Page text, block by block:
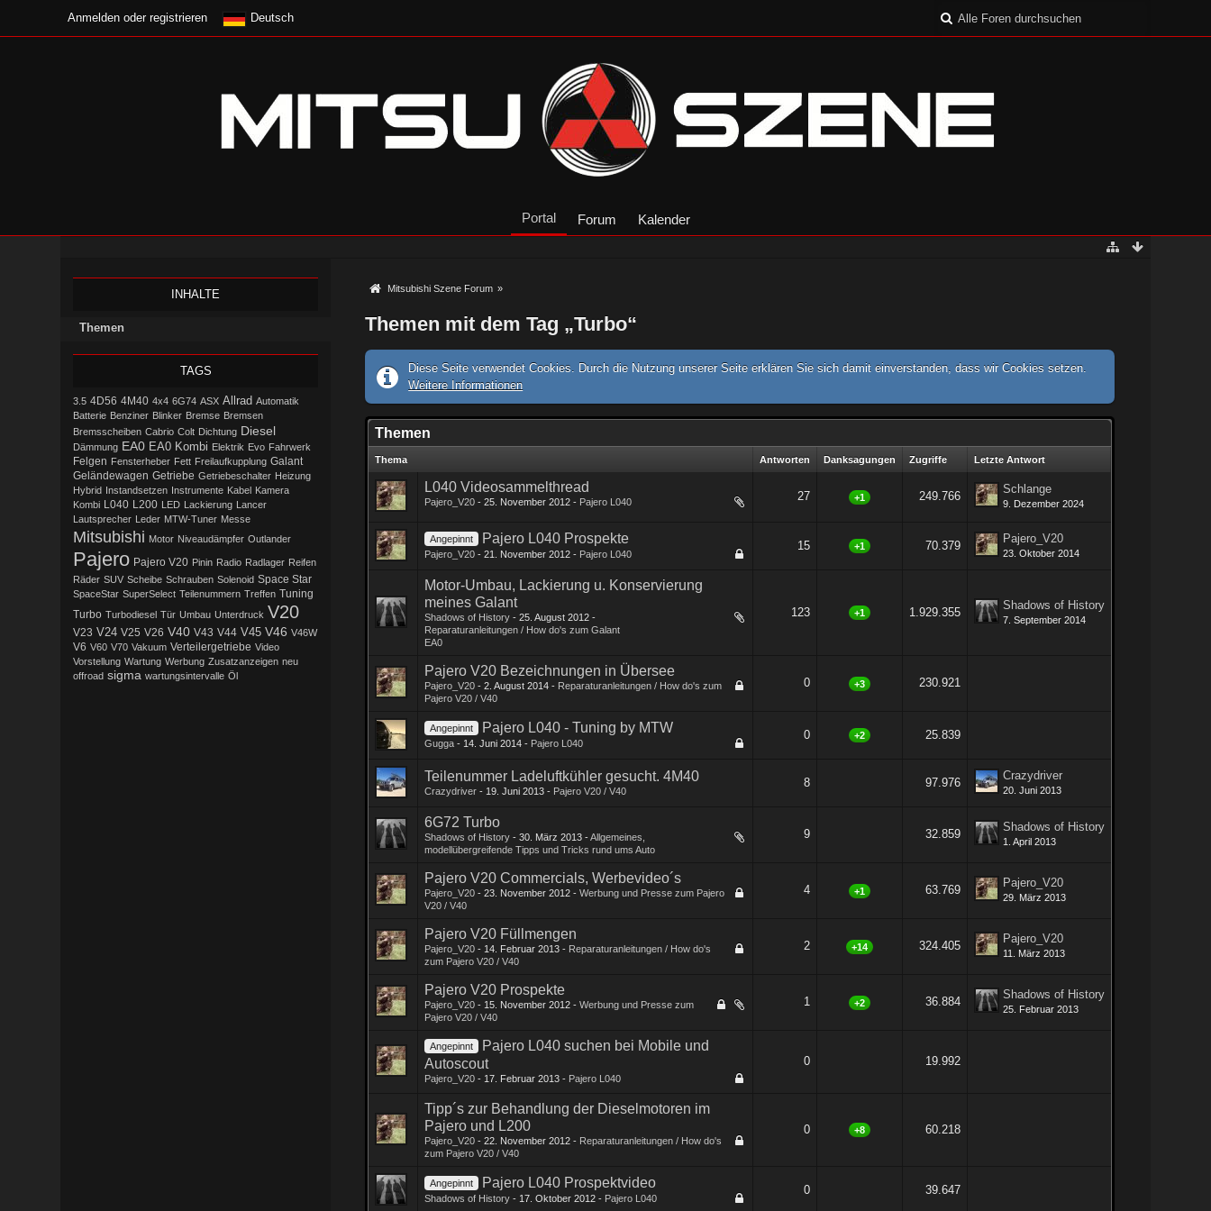
Anmelden oder registrieren Deutsch
Portal Forum Kalender
INHALTE
Themen
TAGS
3.5 4D56 4M40 4x4 6G74 ASX Allrad Automatik
Batterie Benziner Blinker Bremse Bremsen
Bremsscheiben Cabrio Colt Dichtung Diesel
Dämmung EA0 EA0 Kombi Elektrik Evo Fahrwerk
Felgen Fensterheber Fett Freilaufkupplung Galant
Geländewagen Getriebe Getriebeschalter Heizung
Hybrid Instandsetzen Instrumente Kabel Kamera
Kombi
L040 L200 LED Lackierung Lancer
Lautsprecher Leder MTW-Tuner Messe
Mitsubishi Motor Niveaudämpfer Outlander
Pajero Pajero V20 Pinin Radio Radlager Reifen
Räder SUV Scheibe Schrauben Solenoid Space Star
SpaceStar SuperSelect Teilenummern Treffen Tuning
Turbo Turbodiesel Tür Umbau Unterdruck V20
V23 V24 V25 V26 V40 V43 V44 V45 V46 V46W
V6 V60 V70 Vakuum Verteilergetriebe Video
Vorstellung Wartung Werbung Zusatzanzeigen neu
offroad sigma wartungsintervalle Öl
Mitsubishi Szene Forum »
Themen mit dem Tag „Turbo“
Diese Seite verwendet Cookies. Durch die Nutzung unserer Seite erklären Sie sich damit einverstanden, dass wir Cookies setzen.
Weitere Informationen
Themen
Thema Antworten Danksagungen Zugriffe Letzte Antwort
L040 Videosammelthread
Pajero_V20 -25. November 2012 - Pajero L040 27 +1 249.766
Schlange
9. Dezember 2024
Angepinnt Pajero L040 Prospekte
Pajero_V20 -21. November 2012 - Pajero L040
15 +1 70.379
Pajero_V20
23. Oktober 2014
Motor-Umbau, Lackierung u. Konservierung
meines Galant
Shadows of History -25. August 2012 -
Reparaturanleitungen / How do's zum Galant
EA0
123 +1 1.929.355
Shadows of History
7. September 2014
Pajero V20 Bezeichnungen in Übersee
Pajero_V20 -2. August 2014 - Reparaturanleitungen / How do's zum
Pajero V20 / V40
0 +3 230.921
Angepinnt Pajero L040 - Tuning by MTW
Gugga - 14. Juni 2014 - Pajero L040
0 +2 25.839
Teilenummer Ladeluftkühler gesucht. 4M40
Crazydriver - 19. Juni 2013 - Pajero V20 / V40
8 97.976
Crazydriver
20. Juni 2013
6G72 Turbo
Shadows of History -30. März 2013 -Allgemeines,
modellübergreifende Tipps und Tricks rund ums Auto
9 32.859
Shadows of History
1. April 2013
Pajero V20 Commercials, Werbevideo´s
Pajero_V20 -23. November 2012 -Werbung und Presse zum Pajero
V20 / V40
4 +1 63.769
Pajero_V20
29. März 2013
Pajero V20 Füllmengen
Pajero_V20 - 14. Februar 2013 - Reparaturanleitungen / How do's
zum Pajero V20 / V40
2 +14 324.405
Pajero_V20
11. März 2013
Pajero V20 Prospekte
Pajero_V20 - 15. November 2012 -Werbung und Presse zum
Pajero V20 / V40
1 +2 36.884
Shadows of History
25. Februar 2013
Angepinnt
Pajero L040 suchen bei Mobile und
Autoscout
Pajero_V20 - 17. Februar 2013 - Pajero L040
0 19.992
Tipp´s zur Behandlung der Dieselmotoren im
Pajero und L200
Pajero_V20 -22. November 2012 - Reparaturanleitungen / How do's
zum Pajero V20 / V40
0 +8 60.218
Angepinnt Pajero L040 Prospektvideo
Shadows of History - 17. Oktober 2012 - Pajero L040
0 39.647